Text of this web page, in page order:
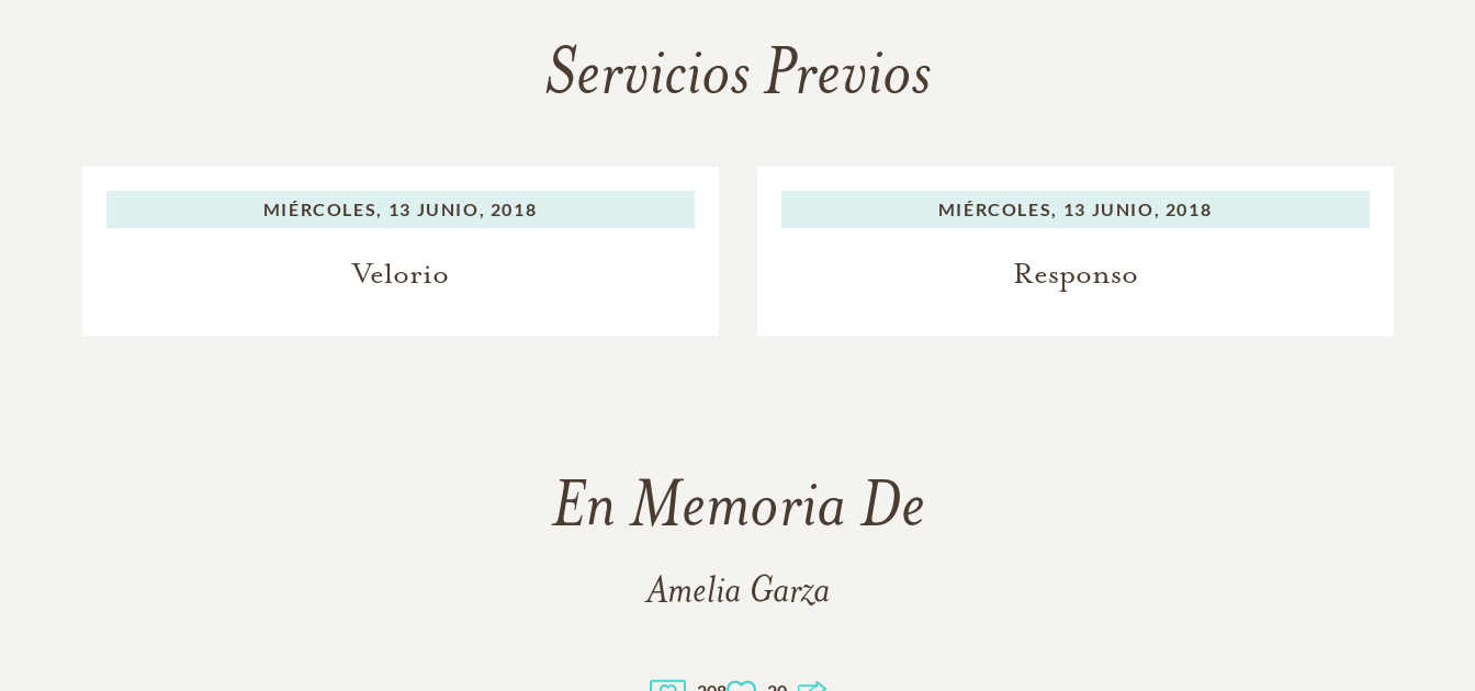
Servicios Previos
MIÉRCOLES, 13 JUNIO, 2018
Velorio
MIÉRCOLES, 13 JUNIO, 2018
Responso
En Memoria De
Amelia Garza